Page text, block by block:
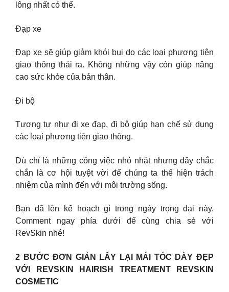
lông nhất có thể.
Đạp xe
Đạp xe sẽ giúp giảm khói bụi do các loại phương tiện
giao thông thải ra. Không những vậy còn giúp nâng
cao sức khỏe của bản thân.
Đi bộ
Tương tự như đi xe đạp, đi bộ giúp hạn chế sử dụng
các loại phương tiện giao thông.
Dù chỉ là những công việc nhỏ nhặt nhưng đây chắc
chắn là cơ hội tuyệt vời để chúng ta thể hiện trách
nhiệm của mình đến với môi trường sống.
Bạn đã lên kế hoạch gì trong ngày trọng đại này.
Comment ngay phía dưới để cùng chia sẻ với
RevSkin nhé!
2 BƯỚC ĐƠN GIẢN LẤY LẠI MÁI TÓC DÀY ĐẸP
VỚI REVSKIN HAIRISH TREATMENT REVSKIN
COSMETIC